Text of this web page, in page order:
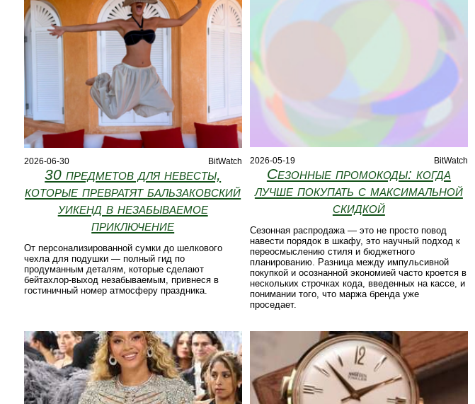
2026-06-30 BitWatch
30 предметов для невесты,
которые превратят бальзаковский
уикенд в незабываемое
приключение
От персонализированной сумки до шелкового
чехла для подушки — полный гид по
продуманным деталям, которые сделают
бейтахлор-выход незабываемым, привнеся в
гостиничный номер атмосферу праздника.
2026-05-19 BitWatch
Сезонные промокоды: когда
лучше покупать с максимальной
скидкой
Сезонная распродажа — это не просто повод
навести порядок в шкафу, это научный подход к
переосмыслению стиля и бюджетного
планированию. Разница между импульсивной
покупкой и осознанной экономией часто кроется в
нескольких строчках кода, введенных на кассе, и
понимании того, что маржа бренда уже
проседает.